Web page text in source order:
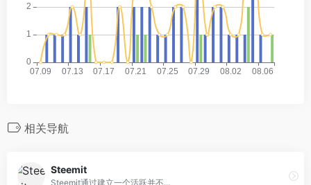
相关导航
Steemit
Steemit通过建立一个活跃并不...